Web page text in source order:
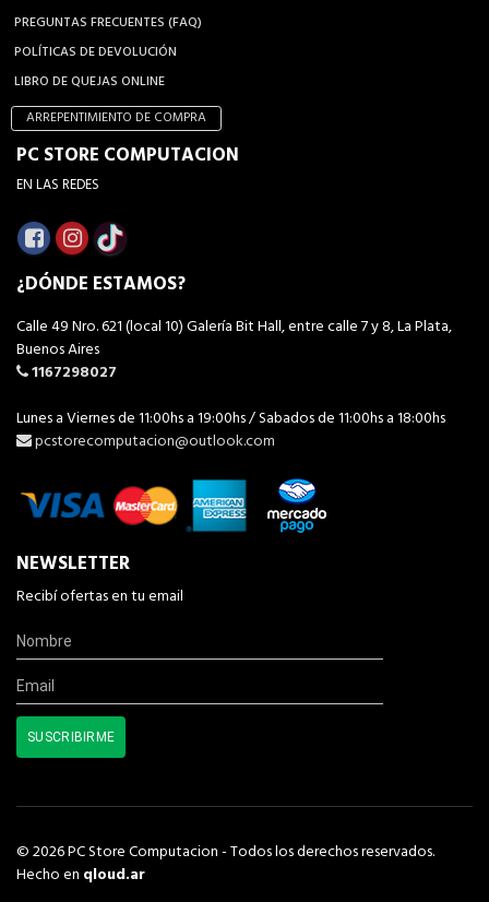
PREGUNTAS FRECUENTES (FAQ)
POLÍTICAS DE DEVOLUCIÓN
LIBRO DE QUEJAS ONLINE
ARREPENTIMIENTO DE COMPRA
PC STORE COMPUTACION
EN LAS REDES
¿DÓNDE ESTAMOS?
Calle 49 Nro. 621 (local 10) Galería Bit Hall, entre calle 7 y 8, La Plata,
Buenos Aires
1167298027
Lunes a Viernes de 11:00hs a 19:00hs / Sabados de 11:00hs a 18:00hs
pcstorecomputacion@outlook.com
NEWSLETTER
Recibí ofertas en tu email
© 2026 PC Store Computacion - Todos los derechos reservados.
Hecho en qloud.ar